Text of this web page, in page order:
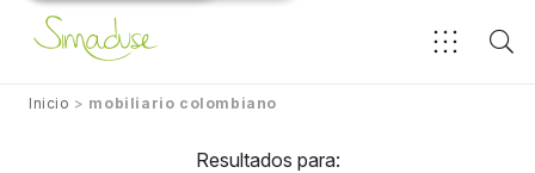
Inicio > mobiliario colombiano
Resultados para: